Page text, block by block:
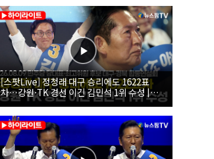
[스팟Live] 정청래 대구 승리에도 1622표
차…강원·TK 경선 이긴 김민석 1위 수성 |
26.08.09 더불어민주당 당대표·최고위원 후
보 대구·경북 합동연설회